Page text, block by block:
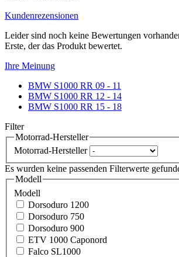
Kundenrezensionen
Leider sind noch keine Bewertungen
Erste, der das Produkt bewertet.
Ihre Meinung
BMW S1000 RR 09 - 11
BMW S1000 RR 12 - 14
BMW S1000 RR 15 - 18
Filter
Motorrad-Hersteller
Motorrad-Hersteller
Es wurden keine passenden Filterwerte
Modell
Modell
Dorsoduro 1200
Dorsoduro 750
Dorsoduro 900
ETV 1000 Caponord
Falco SL1000